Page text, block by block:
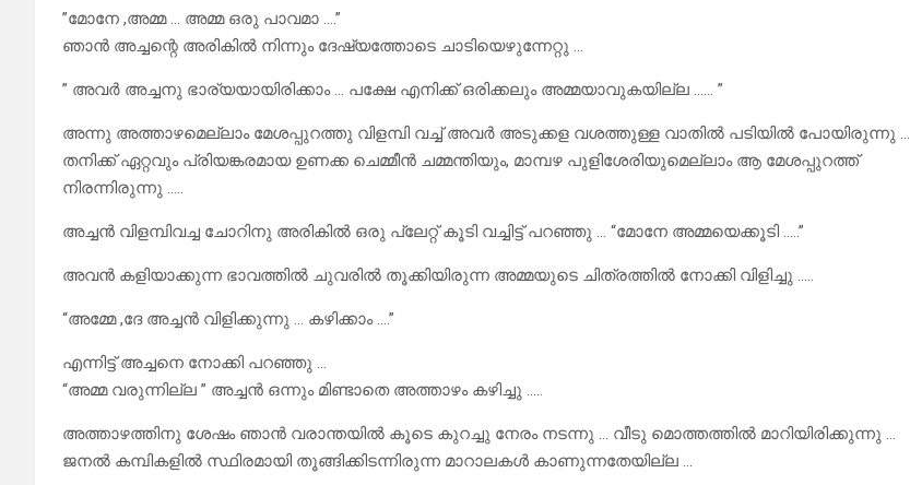
”മോനേ ,അമ്മ … അമ്മ ഒരു പാവമാ ….”
ഞാൻ അച്ചന്റെ അരികിൽ നിന്നും ദേഷ്യത്തോടെ ചാടിയെഴുന്നേറ്റു …
” അവർ അച്ചനു ഭാര്യയായിരിക്കാം … പക്ഷേ എനിക്ക് ഒരിക്കലും അമ്മയാവുകയില്ല …… ”
അന്നു അത്താഴമെല്ലാം മേശപ്പുറത്തു വിളമ്പി വച്ച് അവർ അടുക്കള വശത്തുള്ള വാതിൽ പടിയിൽ പോയിരുന്നു …
തനിക്ക് ഏറ്റവും പ്രിയങ്കരമായ ഉണക്ക ചെമ്മീൻ ചമ്മന്തിയും, മാമ്പഴ പുളിശേരിയുമെല്ലാം ആ മേശപ്പുറത്ത്
നിരന്നിരുന്നു …..
അച്ചൻ വിളമ്പിവച്ച ചോറിനു അരികിൽ ഒരു പ്ലേറ്റ് കൂടി വച്ചിട്ട് പറഞ്ഞു … “മോനേ അമ്മയെക്കൂടി …..”
അവൻ കളിയാക്കുന്ന ഭാവത്തിൽ ചുവരിൽ തൂക്കിയിരുന്ന അമ്മയുടെ ചിത്രത്തിൽ നോക്കി വിളിച്ചു …..
“അമ്മേ ,ദേ അച്ചൻ വിളിക്കുന്നു … കഴിക്കാം ….”
എന്നിട്ട് അച്ചനെ നോക്കി പറഞ്ഞു …
“അമ്മ വരുന്നില്ല ” അച്ചൻ ഒന്നും മിണ്ടാതെ അത്താഴം കഴിച്ചു …..
അത്താഴത്തിനു ശേഷം ഞാൻ വരാന്തയിൽ കൂടെ കുറച്ചു നേരം നടന്നു … വീടു മൊത്തത്തിൽ മാറിയിരിക്കുന്നു …
ജനൽ കമ്പികളിൽ സ്ഥിരമായി തൂങ്ങിക്കിടന്നിരുന്ന മാറാലകൾ കാണുന്നതേയില്ല …